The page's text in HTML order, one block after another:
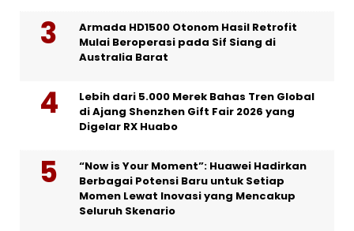
Armada HD1500 Otonom Hasil Retrofit
Mulai Beroperasi pada Sif Siang di
Australia Barat
Lebih dari 5.000 Merek Bahas Tren Global
di Ajang Shenzhen Gift Fair 2026 yang
Digelar RX Huabo
“Now is Your Moment”: Huawei Hadirkan
Berbagai Potensi Baru untuk Setiap
Momen Lewat Inovasi yang Mencakup
Seluruh Skenario